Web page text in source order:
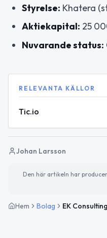
Styrelse: Khatera
Aktiekapital: 25
Nuvarande status:
RELEVANTA KÄLLOR
Tic.io
Johan Larsson
Den här artikeln har
Hem Bolag